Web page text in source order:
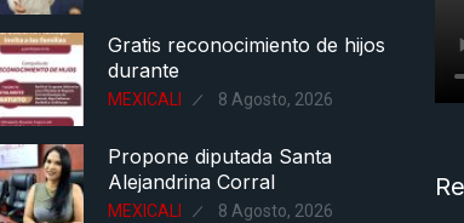
Gratis reconocimiento de hijos
durante
MEXICALI 8 Agosto, 2026
Propone diputada Santa
Alejandrina Corral
MEXICALI 8 Agosto, 2026